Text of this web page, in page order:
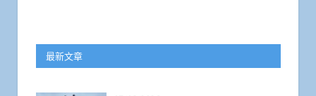
最新文章